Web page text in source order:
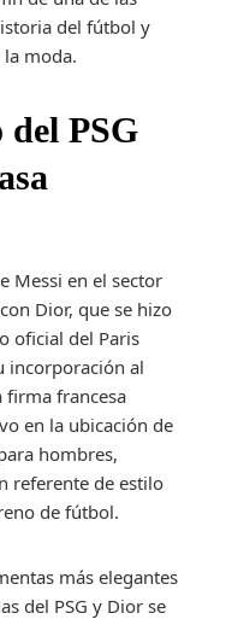
del fútbol y
moda.
PSG
Messi en el sector
Dior, que se hizo
oficial del Paris
incorporación al
firma francesa
en la ubicación de
hombres,
referente de estilo
de fútbol.
más elegantes
del PSG y Dior se